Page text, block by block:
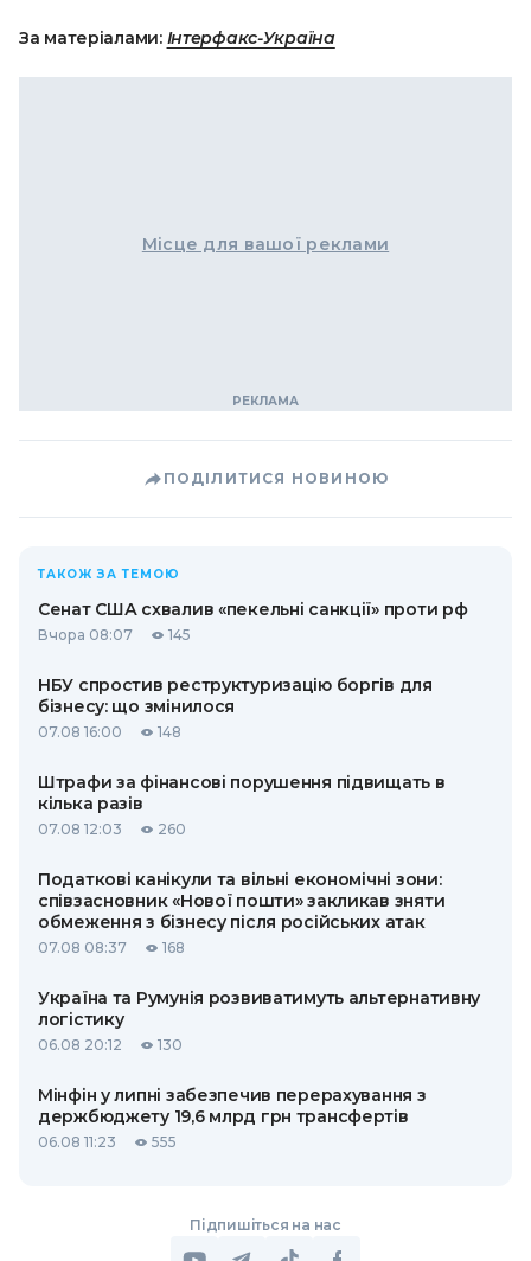
За матеріалами: Інтерфакс-Україна
Місце для вашої реклами
ПОДІЛИТИСЯ НОВИНОЮ
ТАКОЖ ЗА ТЕМОЮ
Сенат США схвалив «пекельні санкції» проти рф
Вчора 08:07 145
НБУ спростив реструктуризацію боргів для
бізнесу: що змінилося
07.08 16:00 148
Штрафи за фінансові порушення підвищать в
кілька разів
07.08 12:03 260
Податкові канікули та вільні економічні зони:
співзасновник «Нової пошти» закликав зняти
обмеження з бізнесу після російських атак
07.08 08:37 168
Україна та Румунія розвиватимуть альтернативну
логістику
06.08 20:12 130
Мінфін у липні забезпечив перерахування з
держбюджету 19,6 млрд грн трансфертів
06.08 11:23 555
Підпишіться на нас